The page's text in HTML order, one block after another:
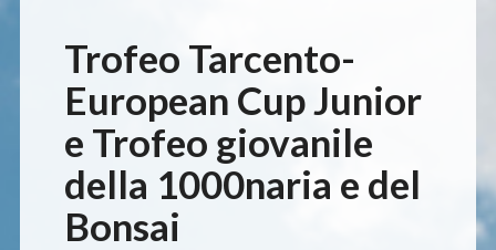
Trofeo Tarcento-
European Cup Junior
e Trofeo giovanile
della 1000naria e del
Bonsai